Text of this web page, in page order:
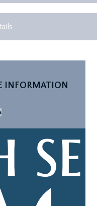
INFORMATION